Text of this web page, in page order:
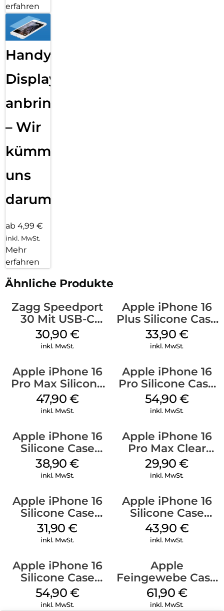
erfahren
Handy
Displayfolie
anbringen
– Wir
kümmern
uns
darum!
ab 4,99 €
inkl. MwSt.
Mehr
erfahren
Ähnliche Produkte
Zagg Speedport
30 Mit USB-C
Kabel Weiß
30,90 €
inkl. MwSt.
Apple iPhone 16
Plus Silicone Case
MagSafe Lake
Green
33,90 €
inkl. MwSt.
Apple iPhone 16
Pro Max Silicone
Case MagSafe
Black
47,90 €
inkl. MwSt.
Apple iPhone 16
Pro Silicone Case
MagSafe Black
54,90 €
inkl. MwSt.
Apple iPhone 16
Silicone Case
MagSafe
Ultramarine
38,90€
inkl. MwSt.
Apple iPhone 16
Pro Max Clear
Case MagSafe
Transparent
29,90€
inkl. MwSt.
Apple iPhone 16
Silicone Case
MagSafe Fuchsia
31,90€
inkl. MwSt.
Apple iPhone 16
Silicone Case
MagSafe Plum
43,90 €
inkl. MwSt.
Apple iPhone 16
Silicone Case
MagSafe Lake
Green
54,90 €
inkl. MwSt.
Apple
Feingewebe Case
iPhone 15 Pro
MagSafe Schwarz
61,90 €
inkl. MwSt.